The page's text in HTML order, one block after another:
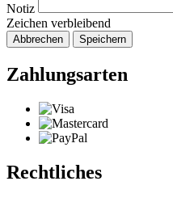
Notiz
Zeichen verbleibend
Abbrechen Speichern
Zahlungsarten
Rechtliches